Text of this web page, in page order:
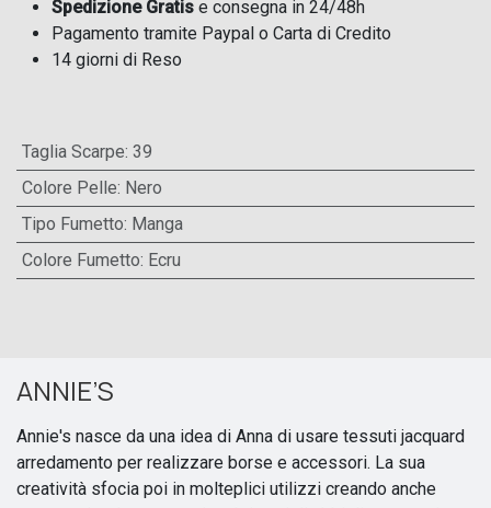
Spedizione Gratis e consegna in 24/48h
Pagamento tramite Paypal o Carta di Credito
14 giorni di Reso
Taglia Scarpe: 39
Colore Pelle: Nero
Tipo Fumetto: Manga
Colore Fumetto: Ecru
ANNIE’S
Annie's nasce da una idea di Anna di usare tessuti jacquard
arredamento per realizzare borse e accessori. La sua
creatività sfocia poi in molteplici utilizzi creando anche